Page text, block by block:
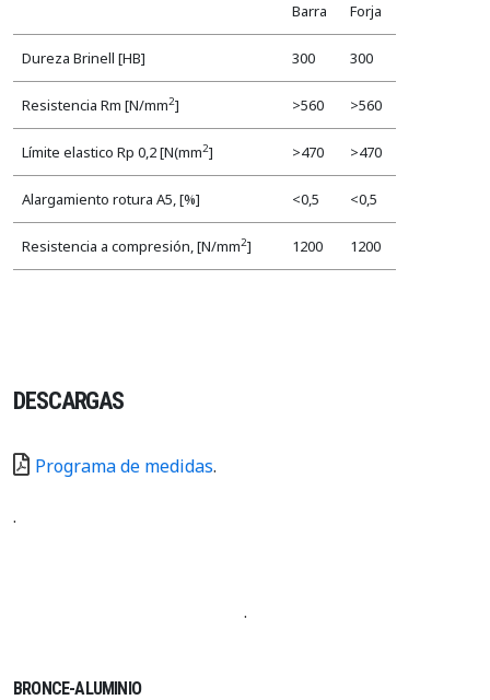
BRONCE-ALUMINIO
Barra Forja
Dureza Brinell [HB] 300 300
Resistencia Rm [N/mm2] >560 >560
Límite elastico Rp 0,2 [N(mm2] >470 >470
Alargamiento rotura A5, [%] <0,5 <0,5
Resistencia a compresión, [N/mm2] 1200 1200
DESCARGAS
Programa de medidas.
.
·